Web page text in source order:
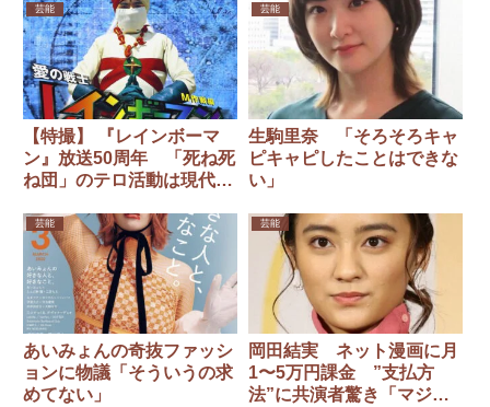
た」 音楽番組では隠して
いた過去
芸能
【特撮】 『レインボーマ
ン』放送50周年 「死ね死
ね団」のテロ活動は現代に
芸能
生駒里奈 「そろそろキャ
ピキャピしたことはできな
い」
芸能
あいみょんの奇抜ファッシ
ョンに物議「そういうの求
めてない」
芸能
岡田結実 ネット漫画に月
1〜5万円課金 ”支払方
法”に共演者驚き「マジ